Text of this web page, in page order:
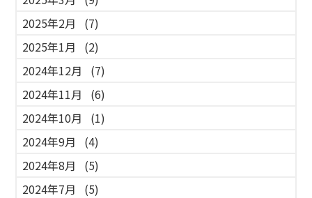
2025年2月
(7)
2025年1月
(2)
2024年12月
(7)
2024年11月
(6)
2024年10月
(1)
2024年9月
(4)
2024年8月
(5)
2024年7月
(5)